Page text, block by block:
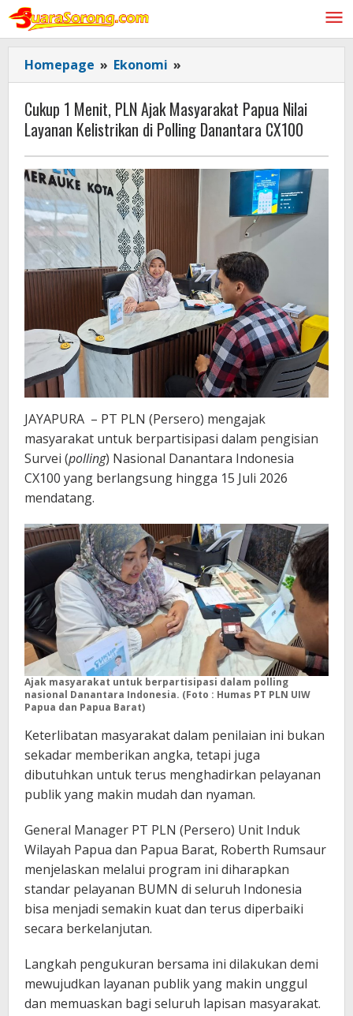
Lewati
konten
Homepage » Ekonomi »
1
Menit,
PLN
Ajak
Masyarakat
Papua
Nilai
Layanan
Kelistrikan
Polling
Danantara
CX100
Cukup 1 Menit, PLN Ajak Masyarakat Papua Nilai
Layanan Kelistrikan di Polling Danantara CX100
JAYAPURA – PT PLN (Persero) mengajak
masyarakat untuk berpartisipasi dalam pengisian
Survei (polling) Nasional Danantara Indonesia
CX100 yang berlangsung hingga 15 Juli 2026
mendatang.
Ajak masyarakat untuk berpartisipasi dalam polling
nasional Danantara Indonesia. (Foto : Humas PT PLN UIW
Papua dan Papua Barat)
Keterlibatan masyarakat dalam penilaian ini bukan
sekadar memberikan angka, tetapi juga
dibutuhkan untuk terus menghadirkan pelayanan
publik yang makin mudah dan nyaman.
General Manager PT PLN (Persero) Unit Induk
Wilayah Papua dan Papua Barat, Roberth Rumsaur
menjelaskan melalui program ini diharapkan
standar pelayanan BUMN di seluruh Indonesia
bisa menjadi semakin kuat dan terus diperbaiki
secara berkelanjutan.
Langkah pengukuran bersama ini dilakukan demi
mewujudkan layanan publik yang makin unggul
dan memuaskan bagi seluruh lapisan masyarakat.